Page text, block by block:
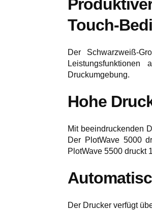
Touch-
Der Schwarzweiß-
Druckumgebung.
Hohe
Mit beeindruckenden
Der PlotWave 5000
PlotWave 5500 druckt
Der Drucker verfügt